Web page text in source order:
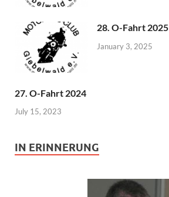
28. O-Fahrt 2025
January 3, 2025
27. O-Fahrt 2024
July 15, 2023
IN ERINNERUNG